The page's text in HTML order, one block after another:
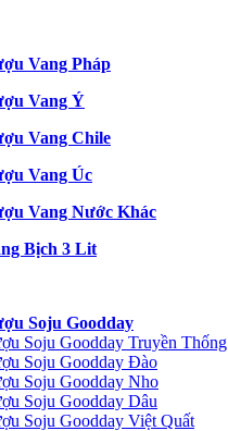
Vang Pháp
Vang Ý
Vang Chile
Vang Úc
Vang Nước Khác
Bịch 3 Lit
Soju Goodday
Soju Goodday Truyền Thống
Soju Goodday Đào
Soju Goodday Nho
Soju Goodday Dâu
Soju Goodday Việt Quất